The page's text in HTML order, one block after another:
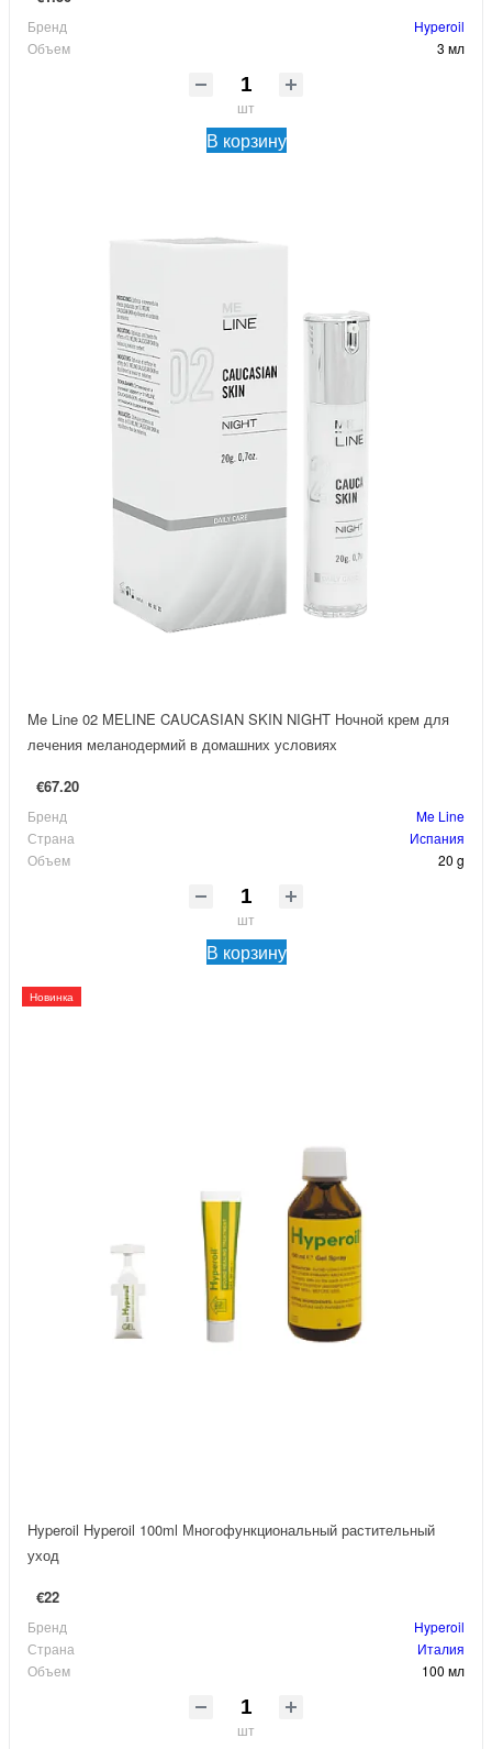
Бренд
Hyperoil
Объем
3 мл
шт
В корзину
Me Line 02 MELINE CAUCASIAN SKIN NIGHT Ночной крем для
лечения меланодермий в домашних условиях
€67.20
Бренд
Me Line
Страна
Испания
Объем
20 g
шт
В корзину
Новинка
Hyperoil Hyperoil 100ml Многофункциональный растительный
уход
€22
Бренд
Hyperoil
Страна
Италия
Объем
100 мл
шт